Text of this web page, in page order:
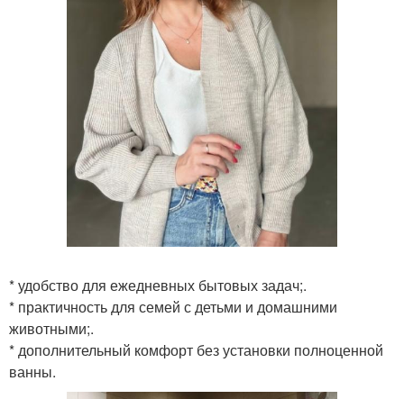
* удобство для ежедневных бытовых задач;.
* практичность для семей с детьми и домашними
животными;.
* дополнительный комфорт без установки полноценной
ванны.